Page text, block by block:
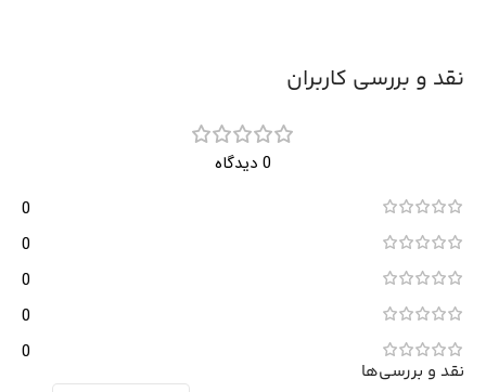
نقد و بررسی کاربران
0 دیدگاه
0
0
0
0
0
نقد و بررسی‌ها